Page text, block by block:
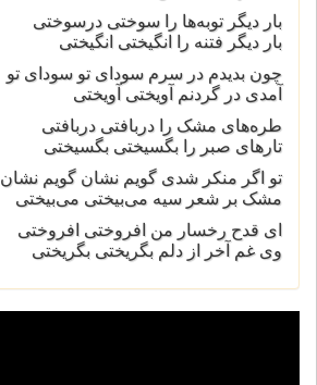
بار دیگر توبه‌ها را سوختی درسوختی
بار دیگر فتنه را انگیختی انگیختی
چون بدیدم در سرم سودای تو سودای تو
آمدی در گردنم آویختی آویختی
طره‌های مشک را دربافتی دربافتی
تارهای صبر را بگسیختی بگسیختی
تو اگر منکر شدی گویم نشان گویم نشان
مشک بر شعر سیه می‌بیختی می‌بیختی
ای قدح رخسار من افروختی افروختی
وی غم آخر از دلم بگریختی بگریختی